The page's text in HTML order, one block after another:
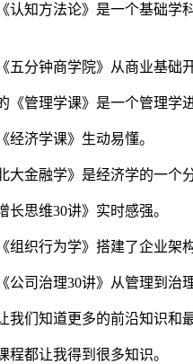
认知方法论》是一个基础学
五分钟商学院》从商业基础
《管理学课》是一个管理学
经济学课》生动易懂。
大金融学》是经济学的一个
长思维30讲》实时感强。
组织行为学》搭建了企业架构
公司治理30讲》从管理到治
我们知道更多的前沿知识和
程都让我得到很多知识。